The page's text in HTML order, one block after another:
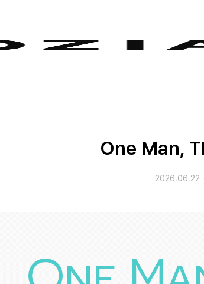
One Man,
2026.06.22